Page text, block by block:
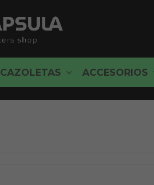
CAZOLETAS ACCESORIOS